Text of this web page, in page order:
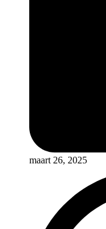
maart 26, 2025